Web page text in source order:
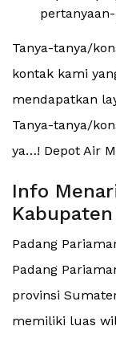
Tanya-tanya/
kontak kami
mendapatkan
Tanya-tanya/
ya…! Depot Air
Info
Padang
Padang
provinsi
memiliki luas